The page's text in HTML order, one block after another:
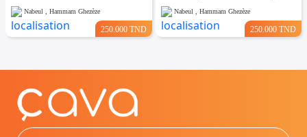
Nabeul , Hammam Ghezèze
250.000 TND
Nabeul , Hammam Ghezèze
250.000 TND